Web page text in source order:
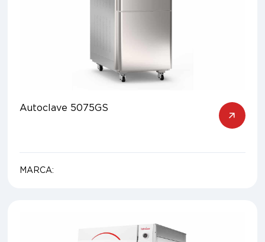
Autoclave 5075GS
MARCA: